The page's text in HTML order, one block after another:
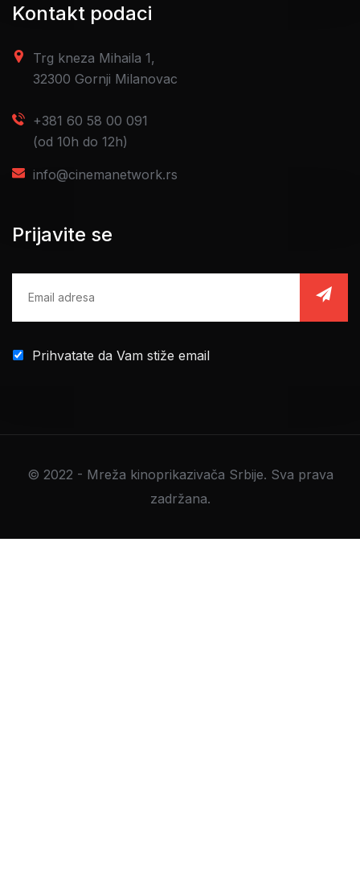
Kontakt podaci
Trg kneza Mihaila 1,
32300 Gornji Milanovac
+381 60 58 00 091
(od 10h do 12h)
info@cinemanetwork.rs
Prijavite se
Prihvatate da Vam stiže email
© 2022 - Mreža kinoprikazivača Srbije. Sva prava
zadržana.